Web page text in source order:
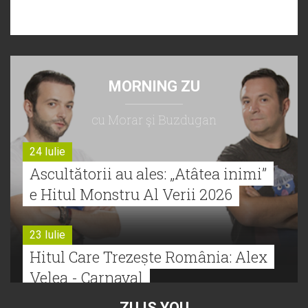
MORNING ZU
cu Morar şi Buzdugan
24 Iulie
Ascultătorii au ales: „Atâtea inimi”
e Hitul Monstru Al Verii 2026
23 Iulie
Hitul Care Trezește România: Alex
Velea - Carnaval